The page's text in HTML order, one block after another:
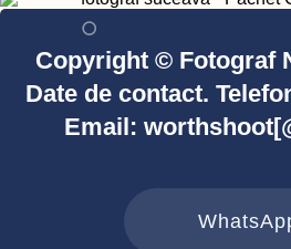
Copyright © Fotograf
Date de contact.
Email: